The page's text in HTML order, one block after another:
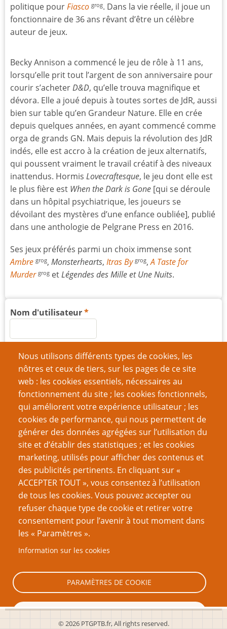
Nous utilisons différents types de cookies, les
nôtres et ceux de tiers, sur les pages de ce site
web : les cookies essentiels, nécessaires au
fonctionnement du site ; les cookies fonctionnels,
qui améliorent votre expérience utilisateur ; les
cookies de performance, qui nous permettent de
générer des données agrégées sur l’utilisation du
site et d’établir des statistiques ; et les cookies
marketing, utilisés pour afficher des contenus et
des publicités pertinents. En cliquant sur «
ACCEPTER TOUT », vous consentez à l’utilisation
de tous les cookies. Vous pouvez accepter ou
refuser chaque type de cookie et retirer votre
consentement pour l’avenir à tout moment dans
les « Paramètres ».
Information sur les cookies
PARAMÈTRES DE COOKIE
TOUT REFUSER
politique pourFiasco grog. Dans la vie réelle, il joue un
fonctionnaire de 36 ans rêvant d’être un célèbre
auteur de jeux.
Becky Annison a commencé le jeu de rôle à 11 ans,
lorsqu’elle prit tout l’argent de son anniversaire pour
courir s’acheterD&D, qu’elle trouva magnifique et
dévora. Elle a joué depuis à toutes sortes de JdR, aussi
bien sur table qu’en Grandeur Nature. Elle en crée
depuis quelques années, en ayant commencé comme
orga de grands GN. Mais depuis la révolution des JdR
indés, elle est accro à la création de jeux alternatifs,
qui poussent vraiment le travail créatif à des niveaux
inattendus. Hormis Lovecraftesque, le jeu dont elle est
le plus fière est When the Dark is Gone [qui se déroule
dans un hôpital psychiatrique, les joueurs se
dévoilant des mystères d’une enfance oubliée], publié
dans une anthologie de Pelgrane Press en 2016.
Ses jeux préférés parmi un choix immense sont
Ambre grog, Monsterhearts, Itras By grog,A Taste for
Murder grog etLégendes des Mille et Une Nuits.
Nom d'utilisateur
Mot de passe
Créer un nouveau compte
Réinitialiser votre mot de passe
VOUS AIMEREZ AUSSI
Interview : Sandy Petersen
Écrire des scénarios horrifiques comme Sandy
Petersen
Cthulhu est vivant !
© 2026 PTGPTB.fr, All rights reserved.